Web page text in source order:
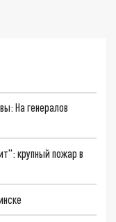
На генералов
крупный пожар в